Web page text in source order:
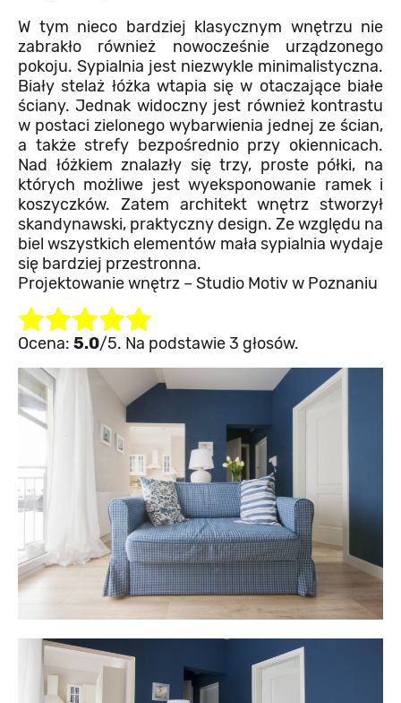
W tym nieco bardziej klasycznym wnętrzu nie
zabrakło również nowocześnie urządzonego
pokoju. Sypialnia jest niezwykle minimalistyczna.
Biały stelaż łóżka wtapia się w otaczające białe
ściany. Jednak widoczny jest również kontrastu
w postaci zielonego wybarwienia jednej ze ścian,
a także strefy bezpośrednio przy okiennicach.
Nad łóżkiem znalazły się trzy, proste półki, na
których możliwe jest wyeksponowanie ramek i
koszyczków. Zatem architekt wnętrz stworzył
skandynawski, praktyczny design. Ze względu na
biel wszystkich elementów mała sypialnia wydaje
się bardziej przestronna.
Projektowanie wnętrz – Studio Motiv w Poznaniu
Rate this item:
Ocena: 5.0/5. Na podstawie 3 głosów.